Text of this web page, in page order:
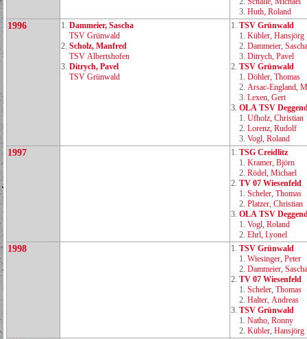
3. Huth, Roland
1996 1. Dammeier, Sascha
TSV Grünwald
2. Scholz, Manfred
TSV Albertshofen
3. Ditrych, Pavel
TSV Grünwald
1. TSV Grünwald
1. Kübler, Hansjörg
2. Dammeier, Sascha
3. Ditrych, Pavel
2. TSV Grünwald
1. Döhler, Thomas
2. Arsac‑England,
3. Lexen, Gert
3. OLA TSV
1. Ufholz, Christian
2. Lorenz, Rudolf
3. Vogl, Roland
1997 1. TSG Creidlitz
1. Kramer, Björn
2. Rödel, Michael
2. TV 07 Wiesenfeld
1. Scheler, Thomas
2. Platzer, Christian
3. OLA TSV
1. Vogl, Roland
2. Ehrl, Lyonel
1998 1. TSV Grünwald
1. Wiesinger, Peter
2. Dammeier, Sascha
2. TV 07 Wiesenfeld
1. Scheler, Thomas
2. Halter, Andreas
3. TSV Grünwald
1. Natho, Ronny
2. Kübler, Hansjörg